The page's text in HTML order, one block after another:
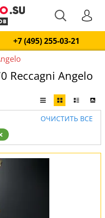
+7 (495) 255-03-21
Reccagni Angelo
ОЧИСТИТЬ ВСЕ